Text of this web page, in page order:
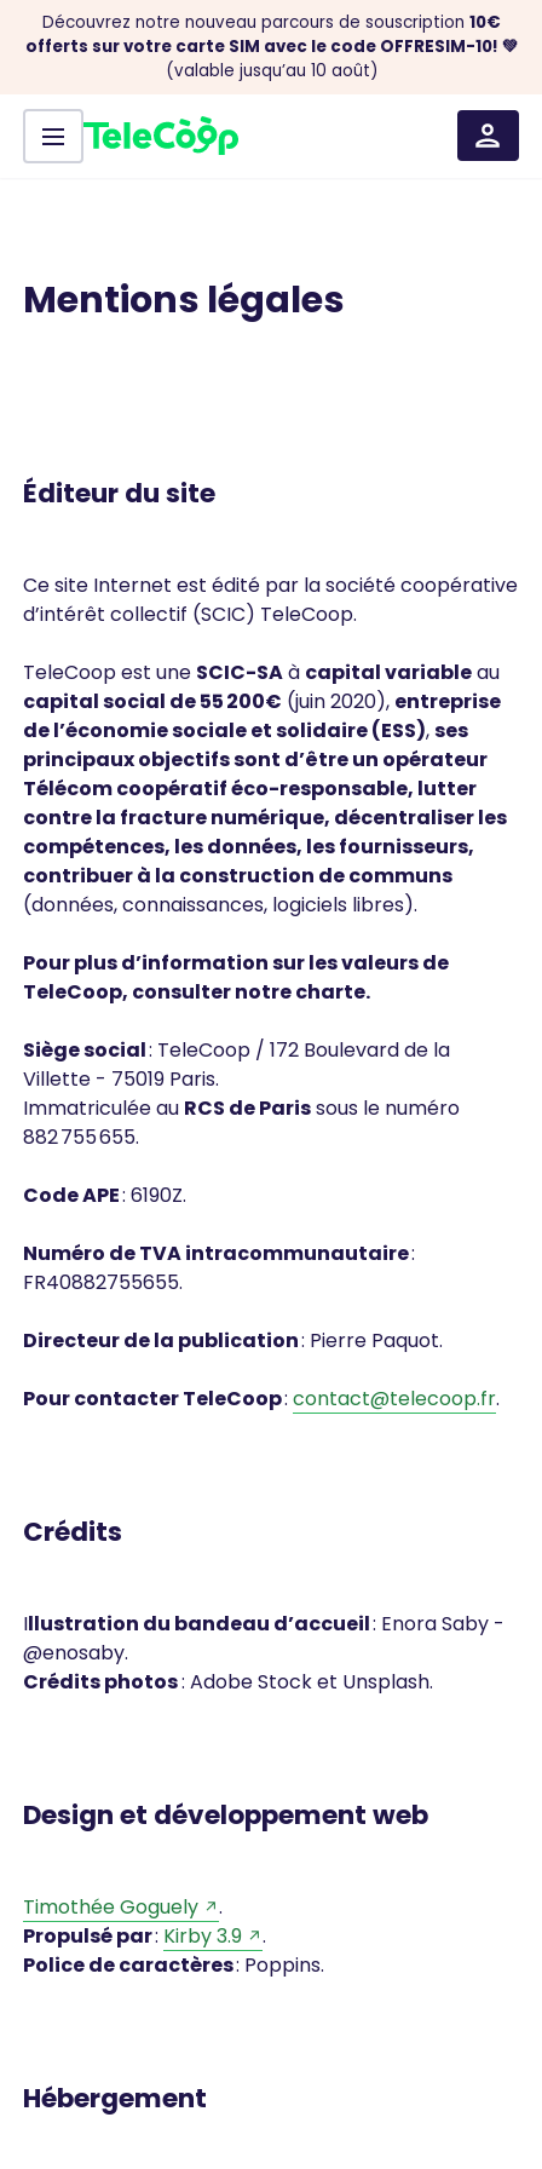
Découvrez notre nouveau parcours de souscription 10€
offerts sur votre carte SIM avec le code OFFRESIM-10! 💚
(valable jusqu’au 10 août)
Aller au contenu
Menu
Mentions légales
Éditeur du site
Ce site Internet est édité par la société coopérative
d’intérêt collectif (SCIC) TeleCoop.
TeleCoop est une SCIC-SAà capital variableau
capital social de 55 200€ (juin 2020), entreprise
de l’économie sociale et solidaire (ESS),ses
principaux objectifs sont d’être un opérateur
Télécom coopératif éco-responsable, lutter
contre la fracture numérique, décentraliser les
compétences, les données, les fournisseurs,
contribuer à la construction de communs
(données, connaissances, logiciels libres).
Pour plus d’information sur les valeurs de
TeleCoop, consulter notre charte.
Siège social: TeleCoop / 172 Boulevard de la
Villette - 75019 Paris.
Immatriculée au RCS de Parissous le numéro
882 755 655.
Code APE: 6190Z.
Numéro de TVA intracommunautaire:
FR40882755655.
Directeur de la publication: Pierre Paquot.
Pour contacter TeleCoop:contact@telecoop.fr.
Crédits
Illustration du bandeau d’accueil: Enora Saby -
@enosaby.
Crédits photos: Adobe Stock et Unsplash.
Design et développement web
Timothée Goguely
.
Propulsé par: Kirby 3.9
.
Police de caractères: Poppins.
Hébergement